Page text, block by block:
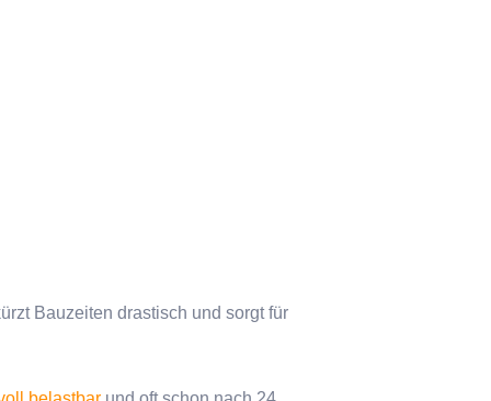
Bauzeiten drastisch und sorgt für